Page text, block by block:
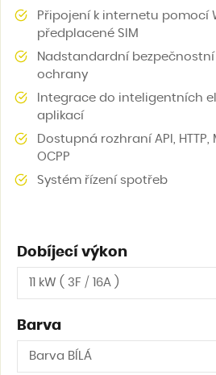
Připojení k internetu pomocí
předplacené SIM
Nadstandardní
ochrany
Integrace do inteligentních
aplikací
Dostupná rozhraní API, HTTP,
OCPP
Systém řízení spotřeb
Dobíjecí výkon
11 kW ( 3F / 16A )
Barva
Barva BÍLÁ